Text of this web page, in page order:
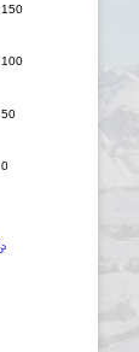
0
50
100
150